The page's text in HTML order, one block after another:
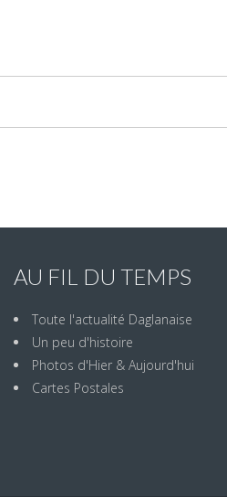
AU FIL DU TEMPS
Toute l'actualité Daglanaise
Un peu d'histoire
Photos d'Hier & Aujourd'hui
Cartes Postales